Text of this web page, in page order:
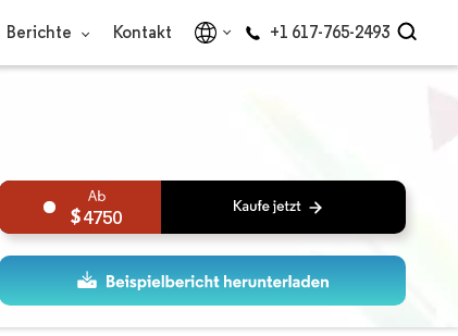
Berichte Kontakt +1 617-765-2493
4750